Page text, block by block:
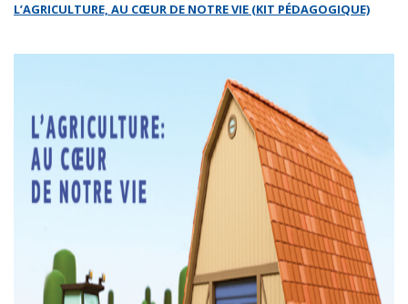
L’AGRICULTURE, AU CŒUR DE NOTRE VIE (KIT PÉDAGOGIQUE)